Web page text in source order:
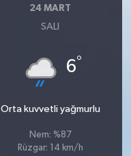
24 MART
SALI
6°
Orta kuvvetli yağmurlu
Nem: %87
Rüzgar: 14 km/h